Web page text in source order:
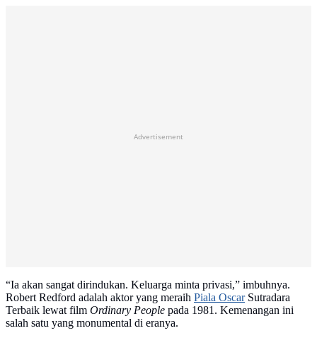
Advertisement
“Ia akan sangat dirindukan. Keluarga minta privasi,” imbuhnya.
Robert Redford adalah aktor yang meraih Piala OscarSutradara
Terbaik lewat film Ordinary People pada 1981. Kemenangan ini
salah satu yang monumental di eranya.